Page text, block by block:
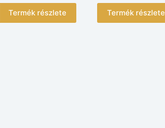
Termék részlete Termék részlete